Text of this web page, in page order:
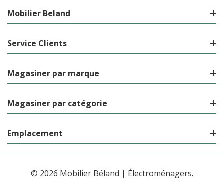
Mobilier Beland
Service Clients
Magasiner par marque
Magasiner par catégorie
Emplacement
© 2026 Mobilier Béland | Électroménagers.